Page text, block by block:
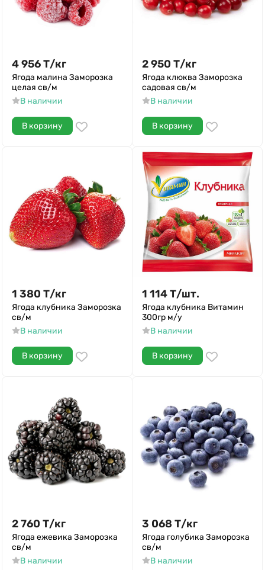
4 956Т/кг
Ягода малина Заморозка
целая св/м
В наличии
В корзину
2 950 Т/кг
Ягода клюква Заморозка
садовая св/м
В наличии
В корзину
1 380 Т/кг
Ягода клубника Заморозка
св/м
В наличии
В корзину
1 114Т/шт.
Ягода клубника Витамин
300гр м/у
В наличии
В корзину
2 760 Т/кг
Ягода ежевика Заморозка
св/м
В наличии
3 068 Т/кг
Ягода голубика Заморозка
св/м
В наличии